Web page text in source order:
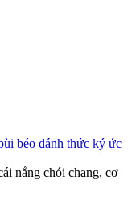
béo đánh thức ký ức
nắng chói chang, cơ